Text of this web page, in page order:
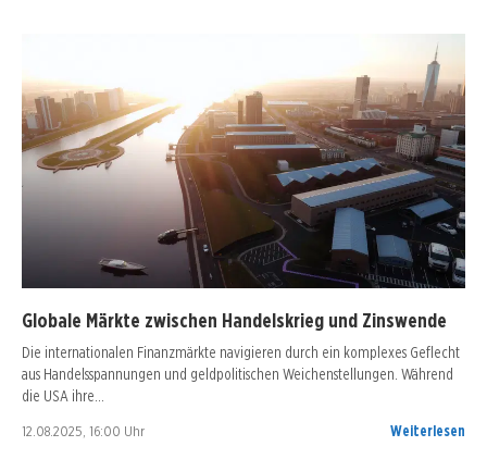
Globale Märkte zwischen Handelskrieg und Zinswende
Die internationalen Finanzmärkte navigieren durch ein komplexes Geflecht
aus Handelsspannungen und geldpolitischen Weichenstellungen. Während
die USA ihre…
12.08.2025, 16:00 Uhr Weiterlesen